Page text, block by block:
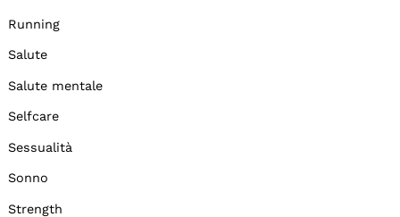
Running
Salute
Salute mentale
Selfcare
Sessualità
Sonno
Strength